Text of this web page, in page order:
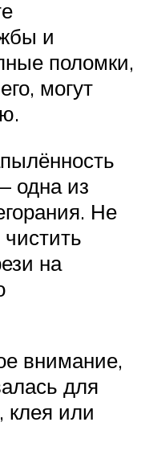
и
поломки,
могут
одна из
Не
на
внимание,
для
клея или